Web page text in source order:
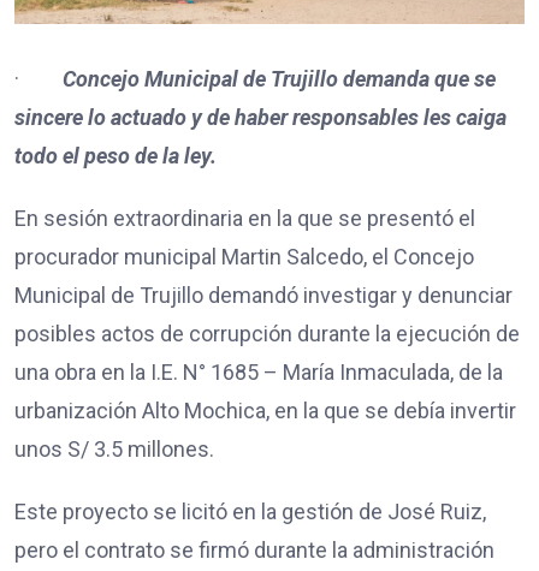
· Concejo Municipal de Trujillo demanda que se
sincere lo actuado y de haber responsables les caiga
todo el peso de la ley.
En sesión extraordinaria en la que se presentó el
procurador municipal Martin Salcedo, el Concejo
Municipal de Trujillo demandó investigar y denunciar
posibles actos de corrupción durante la ejecución de
una obra en la I.E. N° 1685 – María Inmaculada, de la
urbanización Alto Mochica, en la que se debía invertir
unos S/ 3.5 millones.
Este proyecto se licitó en la gestión de José Ruiz,
pero el contrato se firmó durante la administración